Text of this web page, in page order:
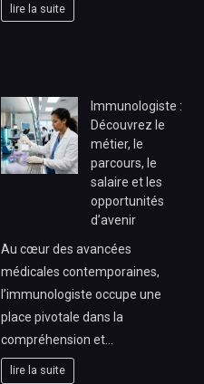
lire la suite
Immunologiste :
Découvrez le
métier, le
parcours, le
salaire et les
opportunités
d’avenir
Au cœur des avancées
médicales contemporaines,
l’immunologiste occupe une
place pivotale dans la
compréhension et…
lire la suite